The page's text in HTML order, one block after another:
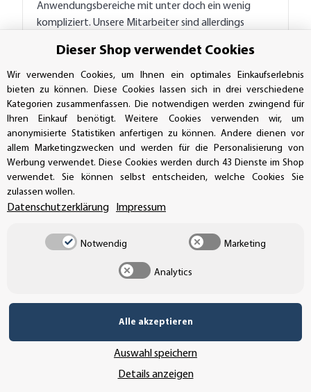
Anwendungsbereiche mit unter doch ein wenig
kompliziert. Unsere Mitarbeiter sind allerdings
Sonderwünschen oder großen Mengen.
Bei einem Aufkleber im Digitaldruck ist im Vergleich
zu einem Siebdruck oder Offsetdruck weniger die
Anzahl der Farben ausschlaggebend. Die
Preisberechnung erfolgt überwiegend nach der
gewünschten Menge und den Maßen der Aufkleber.
Im Bereich Digitaldruck wird eine Vielzahl von
Medien angeboten, welche Sie von uns bedrucken
lassen können, von Werbebannern und Planen,
Materialien, Papier, bis hin zum meist verbreiteten
Medium Klebefolien.
Diese werden in transparenter oder weißer
werden. Man unterscheidet z. B. zwischen
Außenbereich) für Etiketten, z.B. Aufkleber für
Veranstaltungen oder für Briefe und Kartonagen
Dieser Shop verwendet Cookies
Wir verwenden Cookies, um Ihnen ein optimales Einkaufserlebnis
bieten zu können. Diese Cookies lassen sich in drei verschiedene
Kategorien zusammenfassen. Die notwendigen werden zwingend für
Ihren Einkauf benötigt. Weitere Cookies verwenden wir, um
anonymisierte Statistiken anfertigen zu können. Andere dienen vor
allem Marketingzwecken und werden für die Personalisierung von
Werbung verwendet. Diese Cookies werden durch 43 Dienste im Shop
verwendet. Sie können selbst entscheiden, welche Cookies Sie
zulassen wollen.
Datenschutzerklärung Impressum
Notwendig Marketing
Analytics
Alle akzeptieren
Auswahl speichern
Details anzeigen